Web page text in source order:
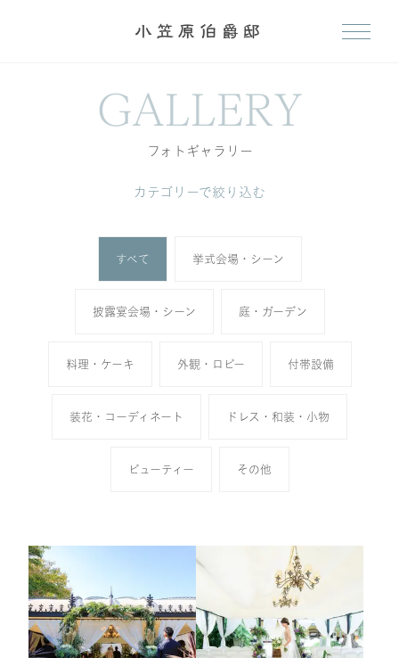
GALLERY
フォトギャラリー
カテゴリーで絞り込む
すべて 挙式会場・シーン
披露宴会場・シーン 庭・ガーデン
料理・ケーキ 外観・ロビー 付帯設備
装花・コーディネート ドレス・和装・小物
ビューティー その他